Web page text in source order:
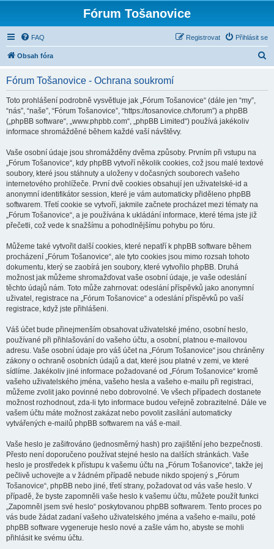
Fórum Tošanovice
FAQ Přihlásit se
Registrovat
Obsah fóra
Fórum Tošanovice - Ochrana soukromí
Toto prohlášení podrobně vysvětluje jak „Fórum Tošanovice“ (dále jen “my”,
“nás”, “naše”, “Fórum Tošanovice”, “https://tosanovice.ch/forum”) a phpBB
(„phpBB software“, „www.phpbb.com“, „phpBB Limited“) používá jakékoliv
informace shromážděné během každé vaší návštěvy.
Vaše osobní údaje jsou shromážděny dvěma způsoby. Prvním při vstupu na
„Fórum Tošanovice“, kdy phpBB vytvoří několik cookies, což jsou malé textové
soubory, které jsou stáhnuty a uloženy v dočasných souborech vašeho
internetového prohlížeče. První dvě cookies obsahují jen uživatelské-id a
anonymní identifikátor session, které je vám automaticky přiděleno phpBB
softwarem. Třetí cookie se vytvoří, jakmile začnete procházet mezi tématy na
„Fórum Tošanovice“, a je používána k ukládání informace, které téma jste již
přečetli, což vede k snažšímu a pohodlnějšímu pohybu po fóru.
Můžeme také vytvořit další cookies, které nepatří k phpBB software během
procházení „Fórum Tošanovice“, ale tyto cookies jsou mimo rozsah tohoto
dokumentu, který se zaobírá jen soubory, které vytvořilo phpBB. Druhá
možnost jak můžeme shromažďovat vaše osobní údaje, je vaše odeslání
těchto údajů nám. Toto může zahrnovat: odeslání příspěvků jako anonymní
uživatel, registrace na „Fórum Tošanovice“ a odeslání příspěvků po vaší
registrace, když jste přihlášeni.
Váš účet bude přinejmenším obsahovat uživatelské jméno, osobní heslo,
používané při přihlašování do vašeho účtu, a osobní, platnou e-mailovou
adresu. Vaše osobní údaje pro váš účet na „Fórum Tošanovice“ jsou chráněny
zákony o ochraně osobních údajů a dat, které jsou platné v zemi, ve které
sídlíme. Jakékoliv jiné informace požadované od „Fórum Tošanovice“ kromě
vašeho uživatelského jména, vašeho hesla a vašeho e-mailu při registraci,
můžeme zvolit jako povinné nebo dobrovolné. Ve všech případech dostanete
možnost rozhodnout, zda-li tyto informace budou veřejně zobrazitelné. Dále ve
vašem účtu máte možnost zakázat nebo povolit zasílání automaticky
vytvářených e-mailů phpBB softwarem na váš e-mail.
Vaše heslo je zašifrováno (jednosměrný hash) pro zajištění jeho bezpečnosti.
Přesto není doporučeno používat stejné heslo na dalších stránkách. Vaše
heslo je prostředek k přístupu k vašemu účtu na „Fórum Tošanovice“, takže jej
pečlivě uchovejte a v žádném případě nebude nikdo spojený s „Fórum
Tošanovice“, phpBB nebo jiné, třetí strany, požadovat od vás vaše heslo. V
případě, že byste zapomněli vaše heslo k vašemu účtu, můžete použít funkci
„Zapomněl jsem své heslo“ poskytovanou phpBB softwarem. Tento proces po
vás bude žádat zadaní vašeho uživatelského jména a vašeho e-mailu, poté
phpBB software vygeneruje heslo nové a zašle vám ho, abyste se mohli
přihlásit ke svému účtu.